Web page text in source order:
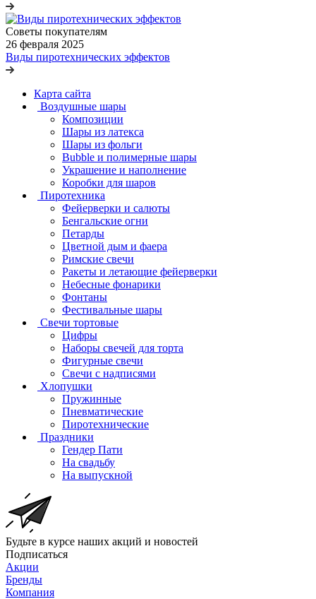
Советы покупателям
26 февраля 2025
Виды пиротехнических эффектов
Карта сайта
Воздушные шары
Композиции
Шары из латекса
Шары из фольги
Bubble и полимерные шары
Украшение и наполнение
Коробки для шаров
Пиротехника
Фейерверки и салюты
Бенгальские огни
Петарды
Цветной дым и фаера
Римские свечи
Ракеты и летающие фейерверки
Небесные фонарики
Фонтаны
Фестивальные шары
Свечи тортовые
Цифры
Наборы свечей для торта
Фигурные свечи
Свечи с надписями
Хлопушки
Пружинные
Пневматические
Пиротехнические
Праздники
Гендер Пати
На свадьбу
На выпускной
Будьте в курсе наших акций и новостей
Подписаться
Акции
Бренды
Компания